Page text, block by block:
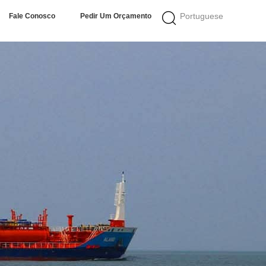
Portuguese
Fale Conosco Pedir Um Orçamento